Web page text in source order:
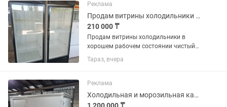
Реклама
Продам витрины холодильники в хорошем рабочем состоянии чистый
210 000 ₸
Продам витрины холодильники в
хорошем рабочем состоянии чистый
цена за каждый по 250 тысяч
Тараз, вчера
Реклама
Холодильная и морозильная камера